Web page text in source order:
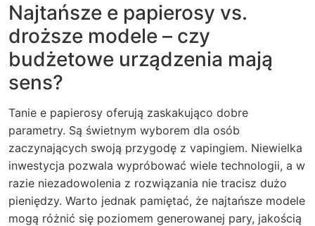
Najtańsze e papierosy vs.
droższe modele – czy
budżetowe urządzenia mają
sens?
Tanie e papierosy oferują zaskakująco dobre
parametry. Są świetnym wyborem dla osób
zaczynających swoją przygodę z vapingiem. Niewielka
inwestycja pozwala wypróbować wiele technologii, a w
razie niezadowolenia z rozwiązania nie tracisz dużo
pieniędzy. Warto jednak pamiętać, że najtańsze modele
mogą różnić się poziomem generowanej pary, jakością